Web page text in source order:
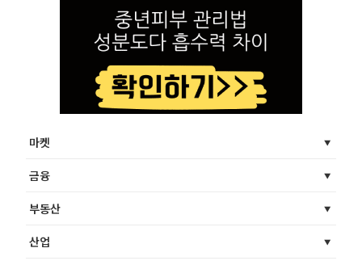
마켓
금융
부동산
산업